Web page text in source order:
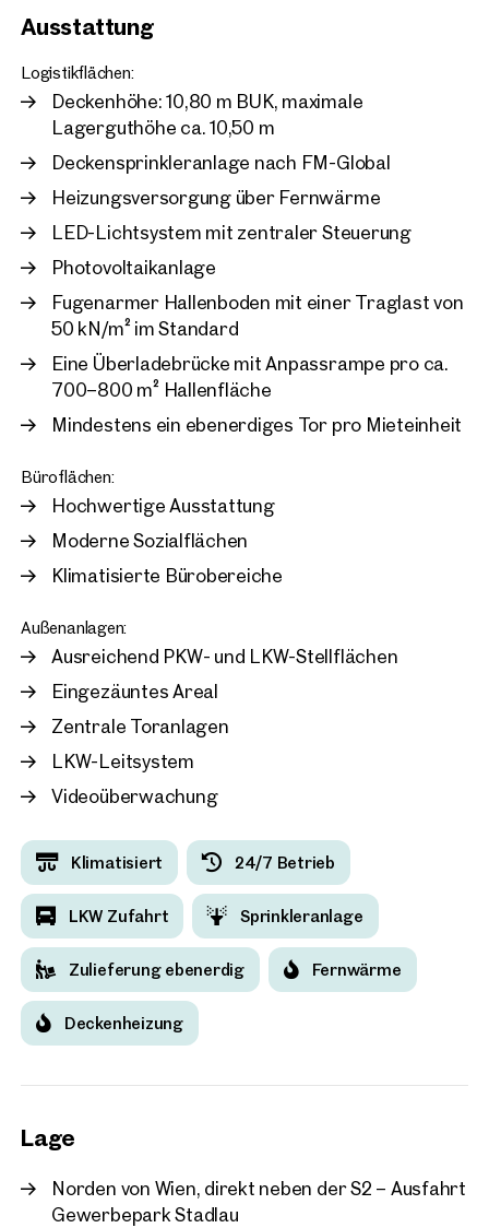
Ausstattung
Logistikflächen:
Deckenhöhe: 10,80 m BUK, maximale
Lagerguthöhe ca. 10,50 m
Deckensprinkleranlage nach FM-Global
Heizungsversorgung über Fernwärme
LED-Lichtsystem mit zentraler Steuerung
Photovoltaikanlage
Fugenarmer Hallenboden mit einer Traglast von
50 kN/m² im Standard
Eine Überladebrücke mit Anpassrampe pro ca.
700–800 m² Hallenfläche
Mindestens ein ebenerdiges Tor pro Mieteinheit
Büroflächen:
Hochwertige Ausstattung
Moderne Sozialflächen
Klimatisierte Bürobereiche
Außenanlagen:
Ausreichend PKW- und LKW-Stellflächen
Eingezäuntes Areal
Zentrale Toranlagen
LKW-Leitsystem
Videoüberwachung
Klimatisiert 24/7 Betrieb
LKW Zufahrt Sprinkleranlage
Zulieferung ebenerdig Fernwärme
Deckenheizung
Lage
Norden von Wien, direkt neben der S2 – Ausfahrt
Gewerbepark Stadlau
Preis auf Anfrage